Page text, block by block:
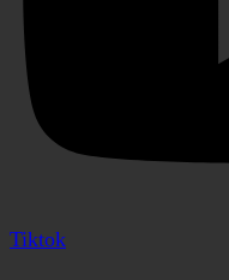
Tiktok